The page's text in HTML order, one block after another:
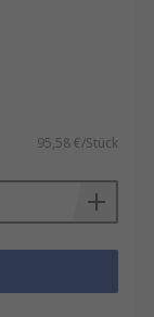
95,58 €/Stück